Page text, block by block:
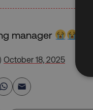
manager
October 18, 2025